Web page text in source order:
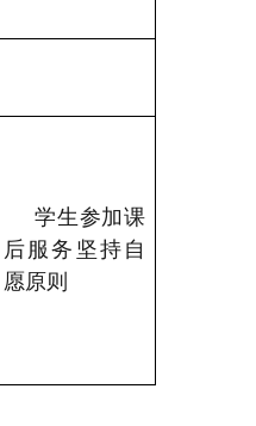
学生参加课
后服务坚持自
愿原则